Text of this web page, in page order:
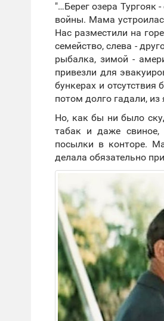
"…Берег озера
войны. Мама
Нас разместили на
семейство, слева -
рыбалка, зимой -
привезли для
бункерах и
потом долго гадали,
Но, как бы ни было
табак и даже свиное,
посылки в конторе.
делала обязательно